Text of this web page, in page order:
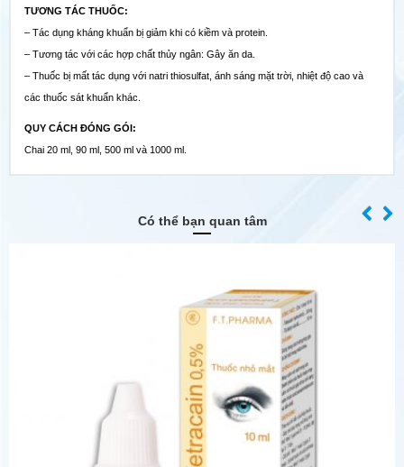
TƯƠNG TÁC THUỐC:
– Tác dụng kháng khuẩn bị giảm khi có kiềm và protein.
– Tương tác với các hợp chất thủy ngân: Gây ăn da.
– Thuốc bị mất tác dụng với natri thiosulfat, ánh sáng mặt trời, nhiệt độ cao và
các thuốc sát khuẩn khác.
QUY CÁCH ĐÓNG GÓI:
Chai 20 ml, 90 ml, 500 ml và 1000 ml.
Có thể bạn quan tâm